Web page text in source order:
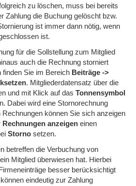
zu löschen, muss bei bereits
Zahlung die Buchung gelöscht bzw.
ist immer dann nötig, wenn
ist.
für die Sollstellung zum Mitglied
auch die Rechnung storniert
finden Sie im Bereich Beiträge ->
. Mitgliederdatensatz über die
und mit Klick auf das Tonnensymbol
Dabei wird eine Stornorechnung
können Sie sich anzeigen
Rechnungen anzeigen einen
Storno setzen.
betreffen die Verbuchung von
Mitglied überwiesen hat. Hierbei
besser berücksichtigt
eindeutig zur Zahlung